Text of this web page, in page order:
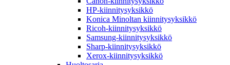
HP-kiinnitysyksikkö
Konica Minoltan kiinnitysyksikkö
Ricoh-kiinnitysyksikkö
Samsung-kiinnitysyksikkö
Sharp-kiinnitysyksikkö
Xerox-kiinnitysyksikkö